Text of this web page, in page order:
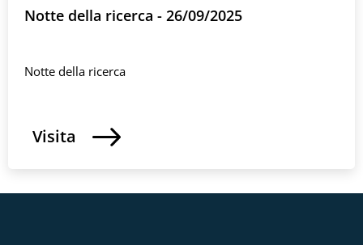
Notte della ricerca - 26/09/2025
Notte della ricerca
Visita